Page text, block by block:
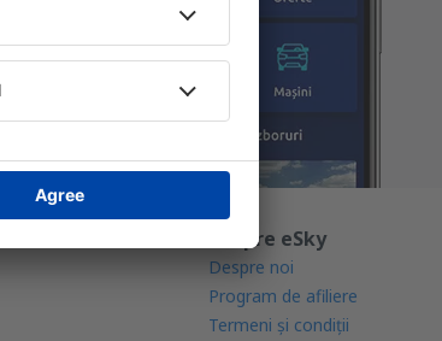
Despre eSky
Despre noi
Program de afiliere
Termeni şi condiţii